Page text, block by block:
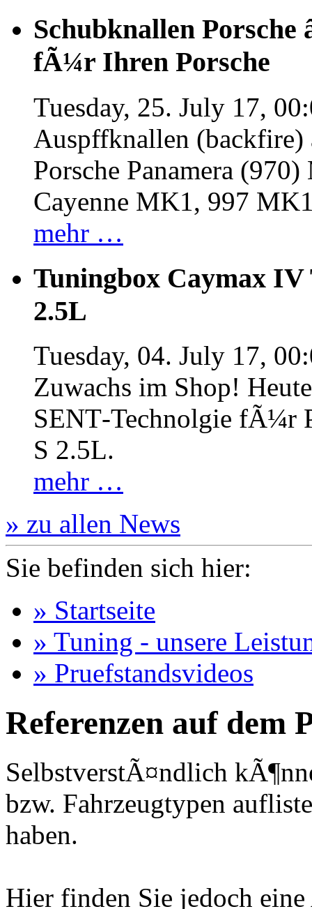
Schubknallen Porsche
fÃ¼r Ihren Porsche
Tuesday, 25. July 17,
Auspffknallen
Porsche Panamera
Cayenne MK1, 997
mehr …
Tuningbox Caymax IV
2.5L
Tuesday, 04. July 17,
Zuwachs im Shop!
SENT‐Technolgie fÃ¼r
S 2.5L.
mehr …
» zu allen News
Sie befinden sich hier:
» Startseite
» Tuning - unsere
» Pruefstandsvideos
Referenzen auf dem
SelbstverstÃ¤ndlich
bzw. Fahrzeugtypen
haben.
Hier finden Sie jedoch